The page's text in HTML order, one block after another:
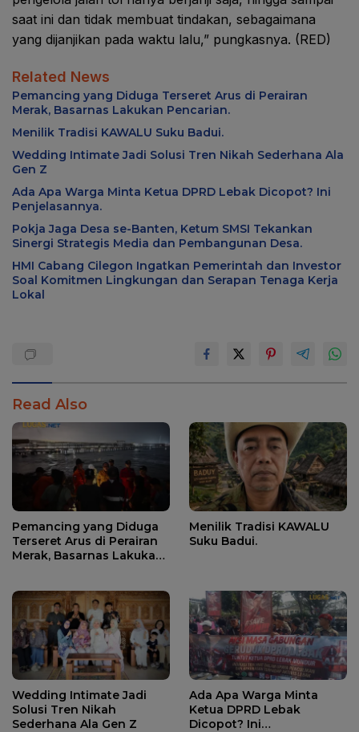
saat ini dan tidak membuat tindakan, sebagaimana
yang dijanjikan pada waktu lalu,” pungkasnya. (RED)
Related News
Pemancing yang Diduga Terseret Arus di Perairan
Merak, Basarnas Lakukan Pencarian.
Menilik Tradisi KAWALU Suku Badui.
Wedding Intimate Jadi Solusi Tren Nikah Sederhana Ala
Gen Z
Ada Apa Warga Minta Ketua DPRD Lebak Dicopot? Ini
Penjelasannya.
Pokja Jaga Desa se-Banten, Ketum SMSI Tekankan
Sinergi Strategis Media dan Pembangunan Desa.
HMI Cabang Cilegon Ingatkan Pemerintah dan Investor
Soal Komitmen Lingkungan dan Serapan Tenaga Kerja
Lokal
Read Also
Pemancing yang Diduga
Terseret Arus di Perairan
Merak, Basarnas Lakukan
Menilik Tradisi KAWALU
Suku Badui.
Wedding Intimate Jadi
Solusi Tren Nikah
Sederhana Ala Gen Z
Ada Apa Warga Minta
Ketua DPRD Lebak
Dicopot? Ini